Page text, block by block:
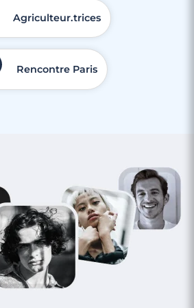
Agriculteur.trices
Rencontre Paris